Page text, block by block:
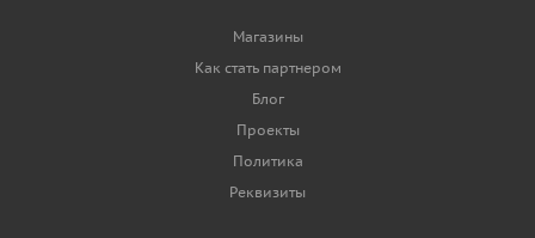
Магазины
Как стать партнером
Блог
Проекты
Политика
Реквизиты